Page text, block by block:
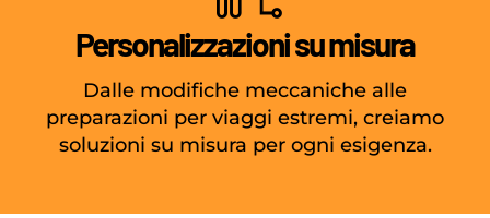
Personalizzazioni su misura
Dalle modifiche meccaniche alle
preparazioni per viaggi estremi, creiamo
soluzioni su misura per ogni esigenza.